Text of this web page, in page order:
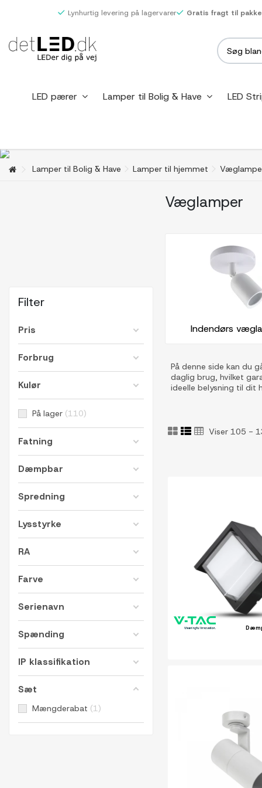
Lynhurtig levering på lagervarer Gratis fragt til
LED pærer Lamper til Bolig & Have LED
Lamper til Bolig & Have Lamper til hjemmet
Væglamper
Indendørs
På denne side kan du
daglig brug, hvilket
ideelle belysning til dit
Viser 105 -
Filter
Pris
Forbrug
Kulør
På lager 110
Fatning
Dæmpbar
Spredning
Lysstyrke
RA
Farve
Serienavn
Spænding
IP klassifikation
Sæt
Mængderabat 1